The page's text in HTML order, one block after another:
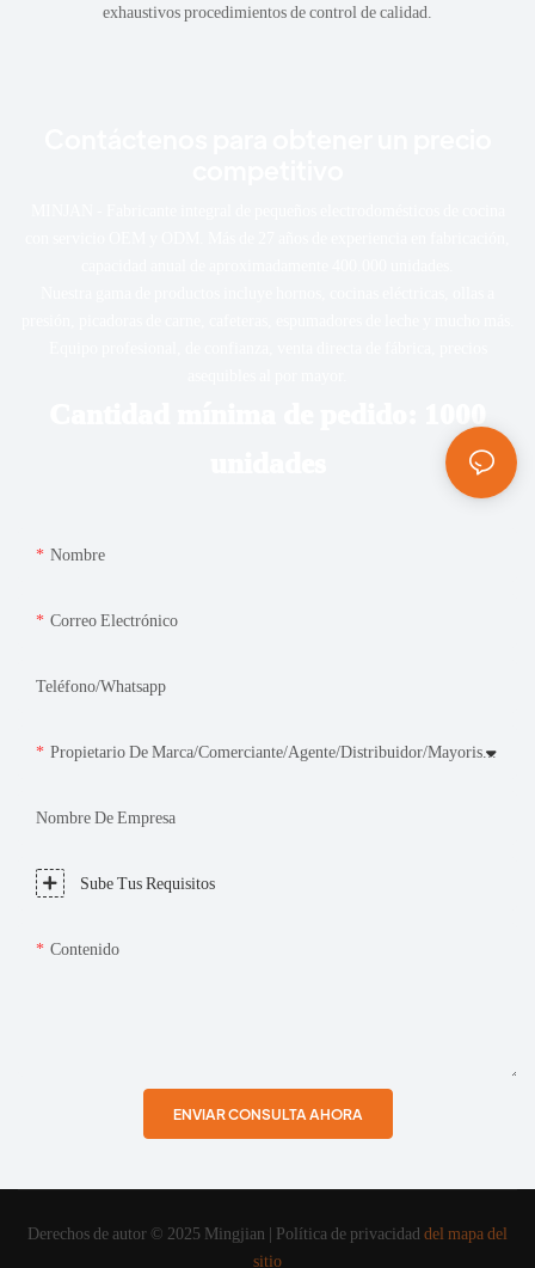
exhaustivos procedimientos de control de calidad.
Nombre
Correo Electrónico
Teléfono/whatsapp
Propietario De Marca/Comerciante/Agente/Distribuidor/Mayorista/Minorista/Consumidor
Nombre De Empresa
Sube Tus Requisitos
Contenido
ENVIAR CONSULTA AHORA
Derechos de autor © 2025 Mingjian | Política de privacidad del mapa del
sitio